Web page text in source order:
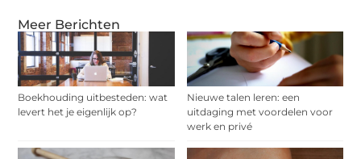
Meer Berichten
Boekhouding uitbesteden: wat
levert het je eigenlijk op?
Nieuwe talen leren: een
uitdaging met voordelen voor
werk en privé